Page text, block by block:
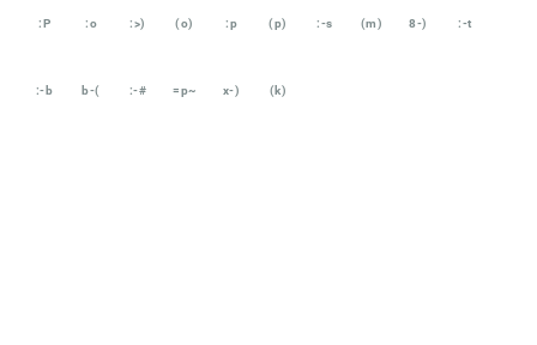
:P :o :>) (o) :p (p) :-s (m) 8-) :-t
:-b b-( :-# =p~ x-) (k)